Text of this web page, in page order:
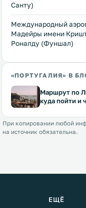
Санту)
Международный
Мадейры имени
Роналду (Фуншал)
«ПОРТУГАЛИЯ» В
Маршрут по
куда пойти и
При копировании любой
на источник обязательна.
ЕЩЁ